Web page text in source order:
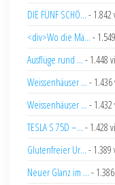
DIE FÜNF SCHÖ... - 1.842
<div>Wo die Mä... -
Ausflüge rund ... - 1.448
Weissenhäuser ... - 1.436
Weissenhäuser ... - 1.432
TESLA S 75D –... - 1.428
Glutenfreier Ur... - 1.389
Neuer Glanz im ... -